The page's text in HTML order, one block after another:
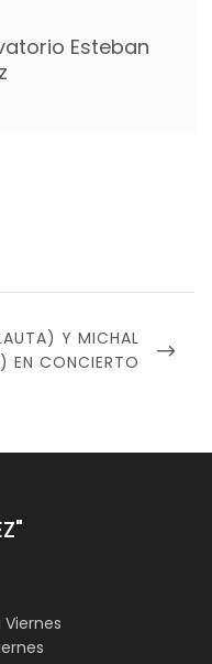
Esteban
Y MICHAL
EN CONCIERTO